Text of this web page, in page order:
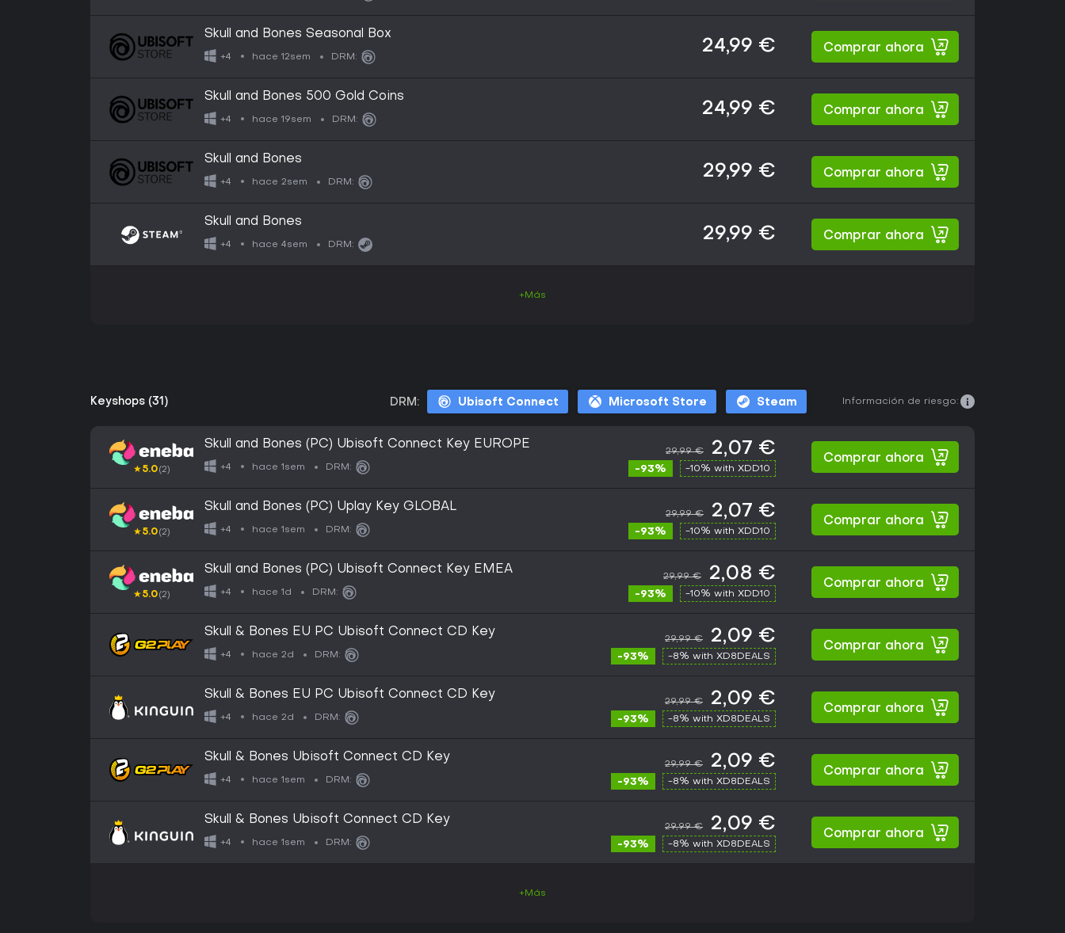
Skull and Bones Seasonal Box
+4 hace 12sem DRM:
24,99 € Comprar ahora
Skull and Bones 500 Gold Coins
+4 hace 19sem DRM:
24,99 € Comprar ahora
Skull and Bones
+4 hace 2sem DRM:
29,99 € Comprar ahora
Skull and Bones
+4 hace 4sem DRM:
29,99 € Comprar ahora
+Más
Keyshops (31) DRM: Ubisoft Connect Microsoft Store Steam Información de riesgo:
★5.0(2)
Skull and Bones (PC) Ubisoft Connect Key EUROPE
+4 hace 1sem DRM:
29,99 € 2,07 €
-93% -10% with XDD10
Comprar ahora
★5.0(2)
Skull and Bones (PC) Uplay Key GLOBAL
+4 hace 1sem DRM:
29,99 € 2,07 €
-93% -10% with XDD10
Comprar ahora
★5.0(2)
Skull and Bones (PC) Ubisoft Connect Key EMEA
+4 hace 1d DRM:
29,99 € 2,08 €
-93% -10% with XDD10
Comprar ahora
Skull & Bones EU PC Ubisoft Connect CD Key
+4 hace 2d DRM:
29,99 € 2,09 €
-93% -8% with XD8DEALS
Comprar ahora
Skull & Bones EU PC Ubisoft Connect CD Key
+4 hace 2d DRM:
29,99 € 2,09 €
-93% -8% with XD8DEALS
Comprar ahora
Skull & Bones Ubisoft Connect CD Key
+4 hace 1sem DRM:
29,99 € 2,09 €
-93% -8% with XD8DEALS
Comprar ahora
Skull & Bones Ubisoft Connect CD Key
+4 hace 1sem DRM:
29,99 € 2,09 €
-93% -8% with XD8DEALS
Comprar ahora
+Más